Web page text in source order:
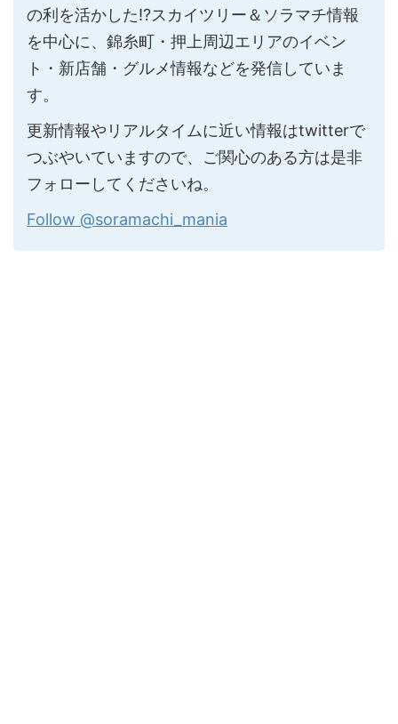
の利を活かした!?スカイツリー＆ソラマチ情報
を中心に、錦糸町・押上周辺エリアのイベン
ト・新店舗・グルメ情報などを発信していま
す。
更新情報やリアルタイムに近い情報はtwitterで
つぶやいていますので、ご関心のある方は是非
フォローしてくださいね。
Follow @soramachi_mania